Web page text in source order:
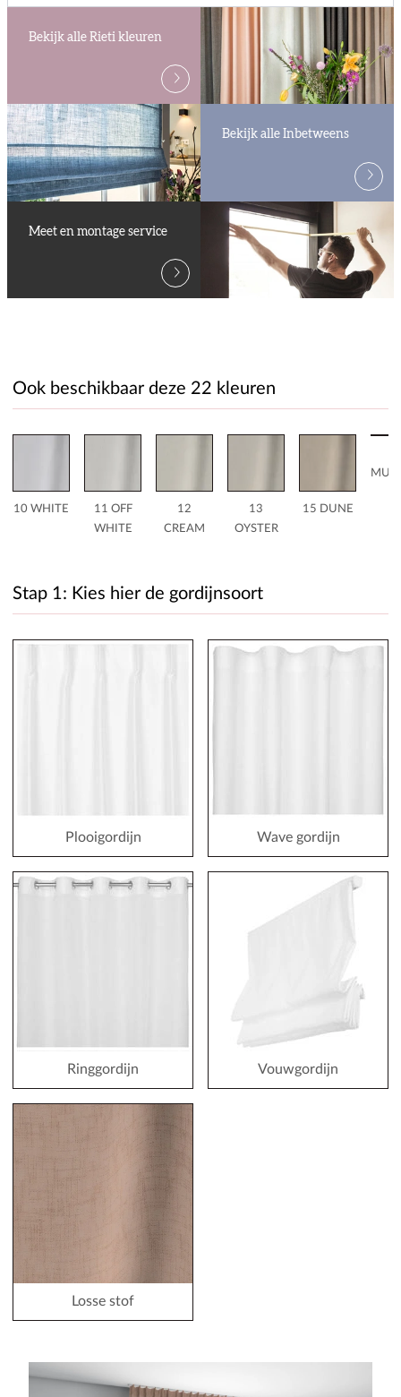
Bekijk alle Rieti kleuren
Bekijk alle Inbetweens
Meet en montage service
Ook beschikbaar deze 22 kleuren
10 WHITE
11 OFF
WHITE
12
CREAM
13
OYSTER
15 DUNE
Stap 1: Kies hier de gordijnsoort
Plooigordijn Wave gordijn
Ringgordijn Vouwgordijn
Losse stof